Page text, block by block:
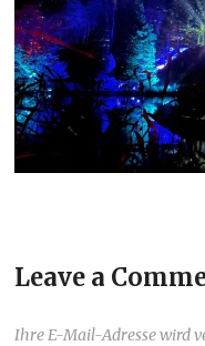
Leave a
Ihre E-Mail-Adresse wird